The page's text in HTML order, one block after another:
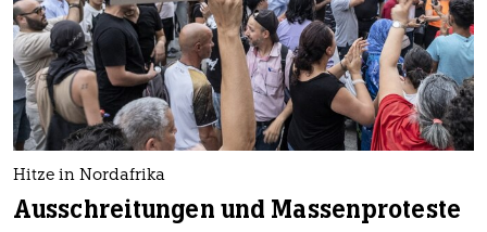
Hitze in Nordafrika
Ausschreitungen und Massenproteste